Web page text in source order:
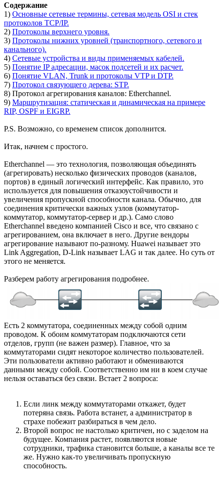
Содержание
1) Основные сетевые термины, сетевая модель OSI и стек
протоколов TCP/IP.
2) Протоколы верхнего уровня.
3) Протоколы нижних уровней (транспортного, сетевого и
канального).
4) Сетевые устройства и виды применяемых кабелей.
5) Понятие IP адресации, масок подсетей и их расчет.
6) Понятие VLAN, Trunk и протоколы VTP и DTP.
7) Протокол связующего дерева: STP.
8) Протокол агрегирования каналов: Etherchannel.
9) Маршрутизация: статическая и динамическая на примере
RIP, OSPF и EIGRP.
P.S. Возможно, со временем список дополнится.
Итак, начнем с простого.
Etherchannel — это технология, позволяющая объединять
(агрегировать) несколько физических проводов (каналов,
портов) в единый логический интерфейс. Как правило, это
используется для повышения отказоустойчивости и
увеличения пропускной способности канала. Обычно, для
соединения критически важных узлов (коммутатор-
коммутатор, коммутатор-сервер и др.). Само слово
Etherchannel введено компанией Cisco и все, что связано с
агрегированием, она включает в него. Другие вендоры
агрегирование называют по-разному. Huawei называет это
Link Aggregation, D-Link называет LAG и так далее. Но суть от
этого не меняется.
Разберем работу агрегирования подробнее.
Есть 2 коммутатора, соединенных между собой одним
проводом. К обоим коммутаторам подключаются сети
отделов, групп (не важен размер). Главное, что за
коммутаторами сидят некоторое количество пользователей.
Эти пользователи активно работают и обмениваются
данными между собой. Соответственно им ни в коем случае
нельзя оставаться без связи. Встает 2 вопроса:
Если линк между коммутаторами откажет, будет
потеряна связь. Работа встанет, а администратор в
страхе побежит разбираться в чем дело.
Второй вопрос не настолько критичен, но с заделом на
будущее. Компания растет, появляются новые
сотрудники, трафика становится больше, а каналы все те
же. Нужно как-то увеличивать пропускную
способность.